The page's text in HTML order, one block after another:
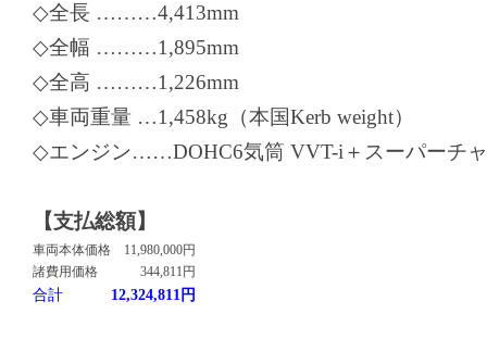
◇全長 ………4,413mm
◇全幅 ………1,895mm
◇全高 ………1,226mm
◇車両重量 …1,458kg（本国Kerb weight）
◇エンジン……DOHC6気筒 VVT-i＋スーパーチャ
【支払総額】
車両本体価格
11,980,000円
諸費用価格
344,811円
合計 12,324,811円